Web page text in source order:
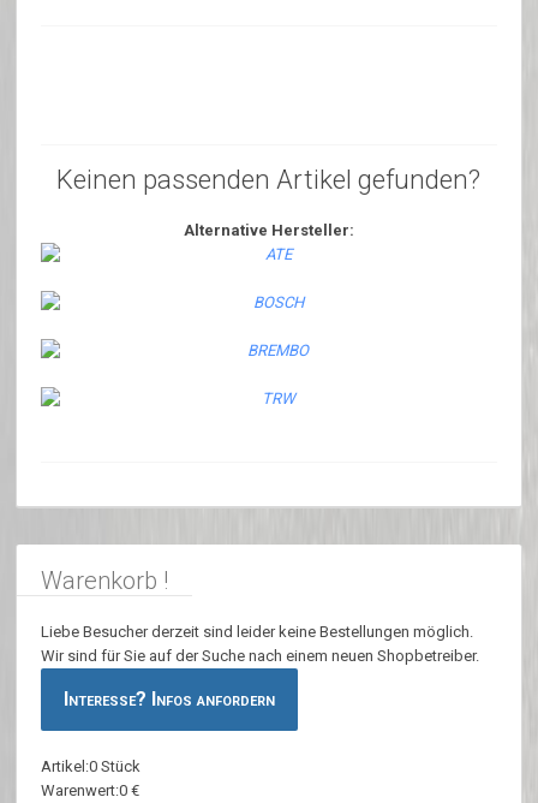
Keinen passenden Artikel gefunden?
Alternative Hersteller:
Warenkorb !
Liebe Besucher derzeit sind leider keine Bestellungen möglich.
Wir sind für Sie auf der Suche nach einem neuen Shopbetreiber.
Interesse? Infos anfordern
Artikel:0 Stück
Warenwert:0 €